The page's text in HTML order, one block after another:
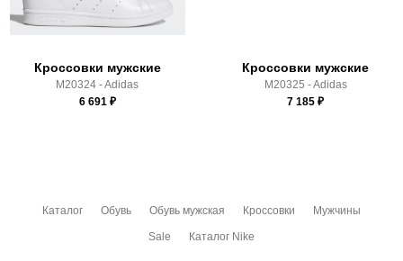
условиямиоплаты и доставки
Кроссовки мужские
M20324 - Adidas
6 691₽
Кроссовки мужские
M20325 - Adidas
7 185 ₽
Каталог Обувь Обувь мужская Кроссовки Мужчины
Sale Каталог Nike